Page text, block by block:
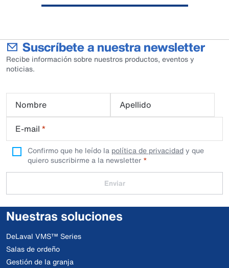
Suscríbete a nuestra newsletter
Recibe información sobre nuestros productos, eventos y
noticias.
Nombre
Apellido
E-mail *
Confirmo que he leído la política de privacidady que
quiero suscribirme a la newsletter
Enviar
Nuestras soluciones
DeLaval VMS™ Series
Salas de ordeño
Gestión de la granja